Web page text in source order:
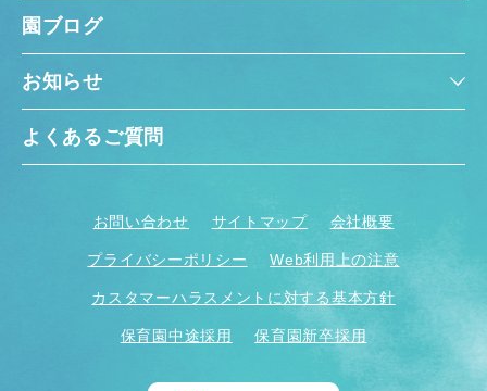
園ブログ
お知らせ
よくあるご質問
お問い合わせ サイトマップ 会社概要
プライバシーポリシー Web利用上の注意
カスタマーハラスメントに対する基本方針
保育園中途採用 保育園新卒採用